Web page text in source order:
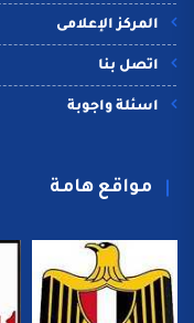
المركز الإعلامى
اتصل بنا
اسئلة واجوبة
مواقع هامة